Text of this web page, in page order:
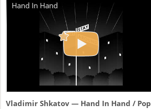
Hand In Hand
Vladimir Shkatov — Hand In Hand / Pop